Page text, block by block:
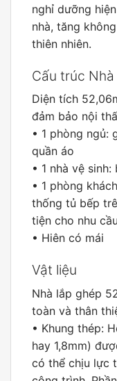
nghỉ dưỡng
nhà, tăng
thiên nhiên.
Cấu trúc
Diện tích
đảm bảo nội
• 1 phòng ngủ:
quần áo
• 1 nhà vệ
• 1 phòng
thống tủ bếp
tiện cho nhu
• Hiên có mái
Vật liệu
Nhà lắp ghép
toàn và thân
• Khung thép:
hay 1,8mm)
có thể chịu lực